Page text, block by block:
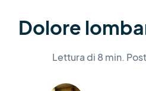
Dolore
Lettura di 8 min.